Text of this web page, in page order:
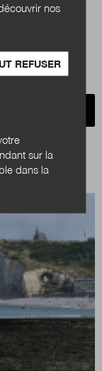
un monde en
nos
REFUSER
sur la
dans la